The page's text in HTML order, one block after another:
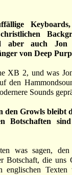
aber auch Jon
von Deep
XB 2, und was
den
Sounds
den Growls bleibt
Botschaften
was sagen,
Botschaft, die uns
englischen